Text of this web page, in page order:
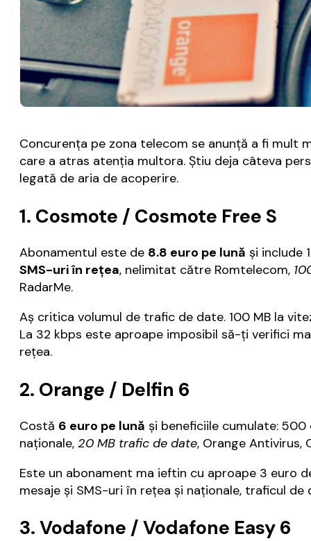
Concurența pe zona telecom se anunță a fi mult
care a atras atenția multora. Știu deja câteva
legată de aria de acoperire.
1. Cosmote / Cosmote Free S
Abonamentul este de 8.8 euro pe lună și include
SMS-uri în rețea, nelimitat către Romtelecom,
RadarMe.
Aș critica volumul de trafic de date. 100 MB la
La 32 kbps este aproape imposibil să-ți verifici
rețea.
2. Orange / Delfin 6
Costă 6 euro pe lună și beneficiile cumulate:
naționale, 20 MB trafic de date, Orange Antivirus,
Este un abonament ma ieftin cu aproape 3 euro
mesaje și SMS-uri în rețea și naționale, traficul
3. Vodafone / Vodafone Easy 6